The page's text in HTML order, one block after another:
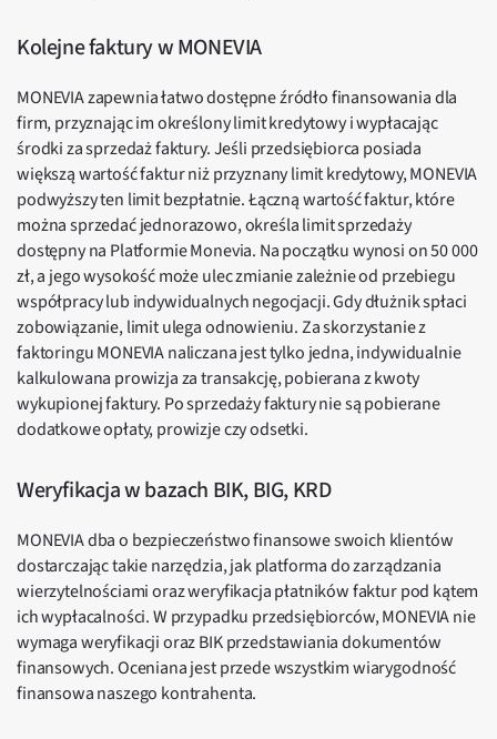
Kolejne faktury w MONEVIA
MONEVIA zapewnia łatwo dostępne źródło finansowania dla
firm, przyznając im określony limit kredytowy i wypłacając
środki za sprzedaż faktury. Jeśli przedsiębiorca posiada
większą wartość faktur niż przyznany limit kredytowy, MONEVIA
podwyższy ten limit bezpłatnie. Łączną wartość faktur, które
można sprzedać jednorazowo, określa limit sprzedaży
dostępny na Platformie Monevia. Na początku wynosi on 50 000
zł, a jego wysokość może ulec zmianie zależnie od przebiegu
współpracy lub indywidualnych negocjacji. Gdy dłużnik spłaci
zobowiązanie, limit ulega odnowieniu. Za skorzystanie z
faktoringu MONEVIA naliczana jest tylko jedna, indywidualnie
kalkulowana prowizja za transakcję, pobierana z kwoty
wykupionej faktury. Po sprzedaży faktury nie są pobierane
dodatkowe opłaty, prowizje czy odsetki.
Weryfikacja w bazach BIK, BIG, KRD
MONEVIA dba o bezpieczeństwo finansowe swoich klientów
dostarczając takie narzędzia, jak platforma do zarządzania
wierzytelnościami oraz weryfikacja płatników faktur pod kątem
ich wypłacalności. W przypadku przedsiębiorców, MONEVIA nie
wymaga weryfikacji oraz BIK przedstawiania dokumentów
finansowych. Oceniana jest przede wszystkim wiarygodność
finansowa naszego kontrahenta.